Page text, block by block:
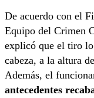
De acuerdo con el
Equipo del Crimen
explicó que el tiro
cabeza, a la altura
Además, el
antecedentes